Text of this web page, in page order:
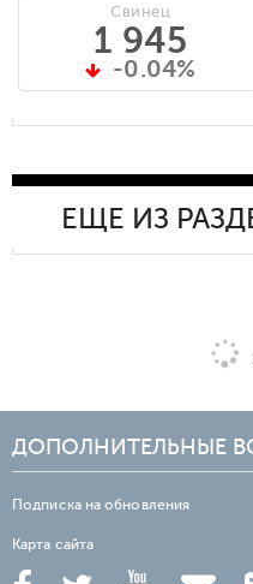
Свинец
1 945
-0.04%
ЕЩЕ ИЗ
ДОПОЛНИТЕЛЬНЫЕ
Подписка на обновления
Карта сайта